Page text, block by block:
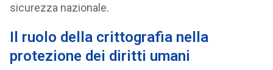
sicurezza nazionale.
Il ruolo della crittografia nella
protezione dei diritti umani